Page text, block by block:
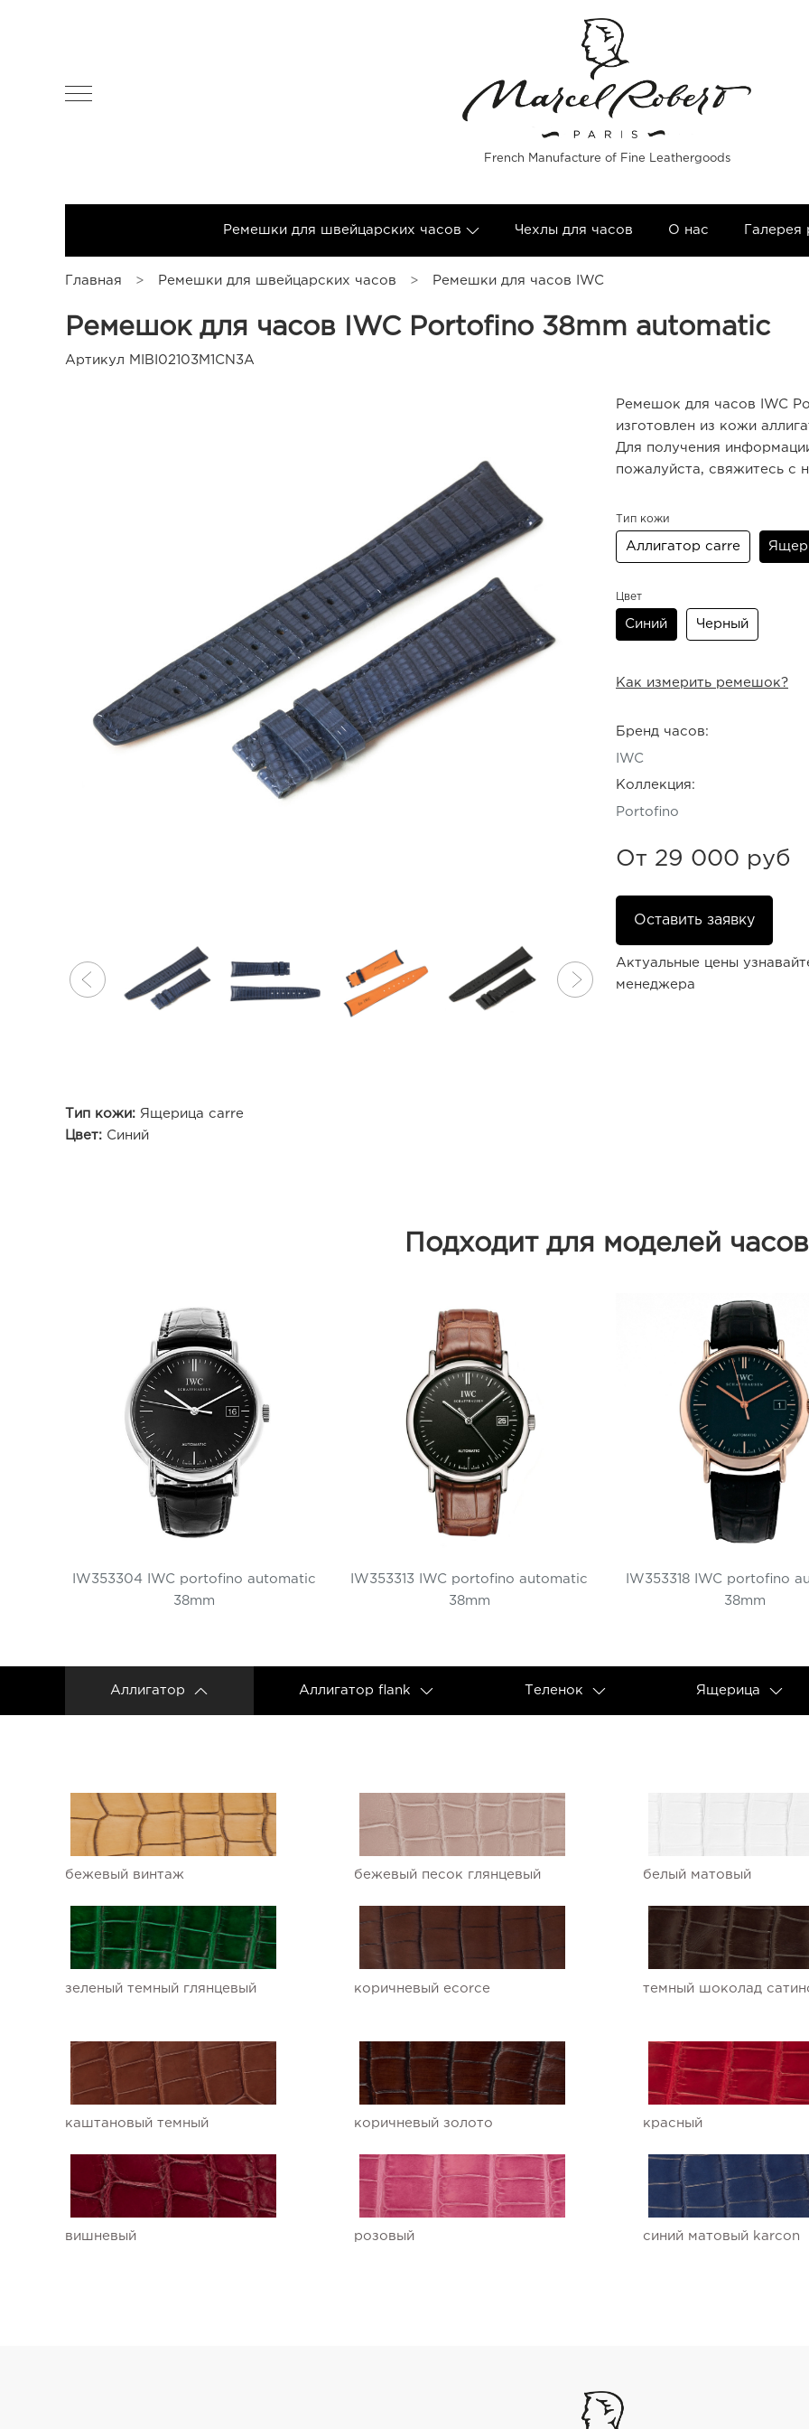
French Manufacture of Fine Leathergoods
Ремешки для швейцарских часов Чехлы для часов О нас
Главная Ремешки для швейцарских часов Ремешки для часов IWC
Ремешок для часов IWC Portofino 38mm automatic
Артикул MIBI02103M1CN3A
Ремешок для часов IWC
изготовлен из кожи
Для получения
пожалуйста, свяжитесь с
Тип кожи
Аллигатор carre
Цвет
Синий Черный
Как измерить ремешок?
Бренд часов:
IWC
Коллекция:
Portofino
От 29 000 руб
Оставить заявку
Актуальные цены
менеджера
Тип кожи: Ящерица carre
Цвет: Синий
Подходит для моделей часов
IW353304 IWC portofino automatic
38mm
IW353313 IWC portofino automatic
38mm
IW353318 IWC portofino
38mm
Аллигатор Аллигатор flank Теленок Ящерица
бежевый винтаж бежевый песок глянцевый белый матовый
зеленый темный глянцевый коричневый ecorce темный шоколад
каштановый темный коричневый золото красный
вишневый розовый синий матовый karcon
Чехлы для часов